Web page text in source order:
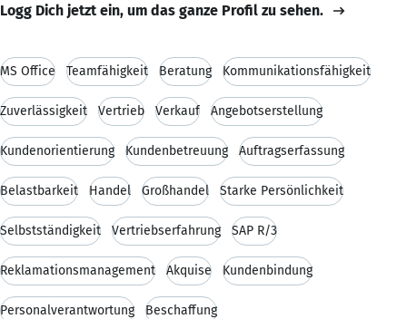
Logg Dich jetzt ein, um das ganze Profil zu sehen.
MS Office Teamfähigkeit Beratung Kommunikationsfähigkeit
Zuverlässigkeit Vertrieb Verkauf Angebotserstellung
Kundenorientierung Kundenbetreuung Auftragserfassung
Belastbarkeit Handel Großhandel Starke Persönlichkeit
Selbstständigkeit Vertriebserfahrung SAP R/3
Reklamationsmanagement Akquise Kundenbindung
Personalverantwortung Beschaffung